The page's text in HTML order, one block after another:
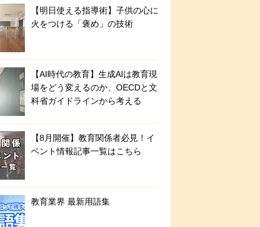
【明日使える指導術】子供の心に
火をつける「褒め」の技術
【AI時代の教育】生成AIは教育現
場をどう変えるのか、OECDと文
科省ガイドラインから考える
【8月開催】教育関係者必見！イ
ベント情報記事一覧はこちら
教育業界 最新用語集